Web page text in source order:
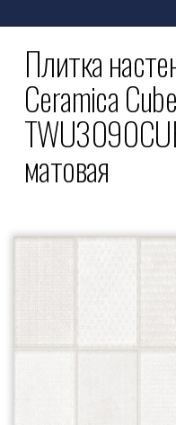
Плитка
Ceramica Cube
матовая